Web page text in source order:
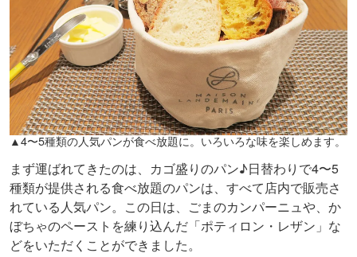
▲4〜5種類の人気パンが食べ放題に。いろいろな味を楽しめます。
まず運ばれてきたのは、カゴ盛りのパン♪日替わりで4〜5
種類が提供される食べ放題のパンは、すべて店内で販売さ
れている人気パン。この日は、ごまのカンパーニュや、か
ぼちゃのペーストを練り込んだ「ポティロン・レザン」な
どをいただくことができました。